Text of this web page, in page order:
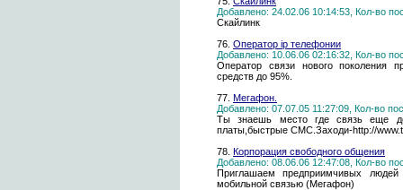
Добавлено: 24.02.06 10:14:53, Кол-во
Скайлинк
76. Оператор ip телефонии
Добавлено: 10.06.06 02:16:32, Кол-во
Оператор связи нового поколения
средств до 95%.
77. Мегафон.
Добавлено: 07.07.05 11:27:09, Кол-во
Ты знаешь место где связь еще
платы,быстрые СМС.Заходи-http://
78. Корпорация свободного общения
Добавлено: 08.06.06 12:47:08, Кол-во
Приглашаем предприимчивых
мобильной связью (Мегафон)